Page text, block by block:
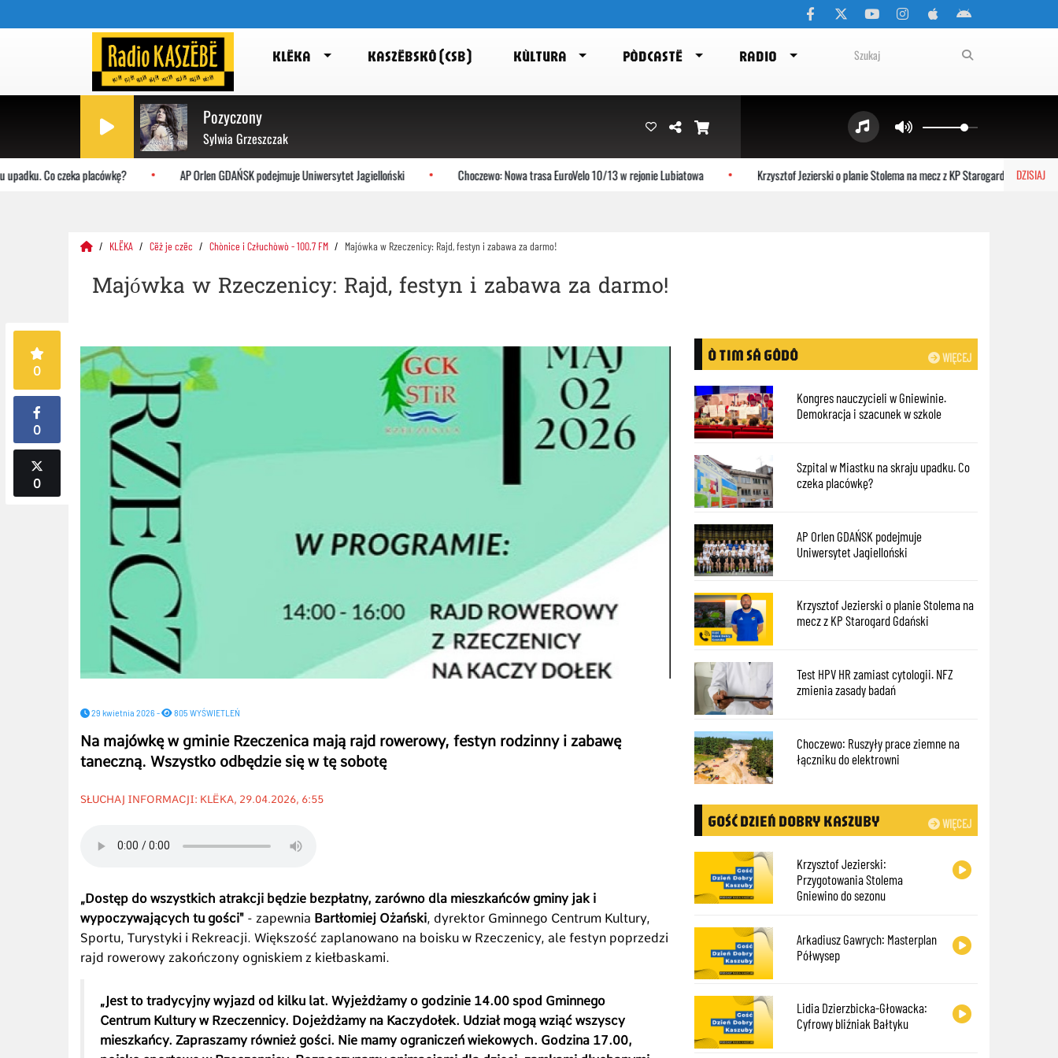
KLËKA KASZËBSKÔ (CSB) KÙLTURA PÒDCASTË RADIO
Pozyczony
Sylwia Grzeszczak
DZISIAJ
Co czeka placówkę? AP Orlen GDAŃSK podejmuje Uniwersytet Jagielloński Choczewo: Nowa trasa EuroVelo 10/13 w rejonie Lubiatowa Krzysztof Jezierski o planie Stolema na mecz z KP Starogard Gdański
KLËKA Cëż je czëc Chònice i Człuchòwò - 100.7 FM Majówka w Rzeczenicy: Rajd, festyn i zabawa za darmo!
Majówka w Rzeczenicy: Rajd, festyn i zabawa za darmo!
0
0
0
29 kwietnia 2026 - 805 WYŚWIETLEŃ
Na majówkę w gminie Rzeczenica mają rajd rowerowy, festyn rodzinny i zabawę
taneczną. Wszystko odbędzie się w tę sobotę
SŁUCHAJ INFORMACJI: KLËKA, 29.04.2026, 6:55
„Dostęp do wszystkich atrakcji będzie bezpłatny, zarówno dla mieszkańców gminy jak i
wypoczywających tu gości" - zapewnia Bartłomiej Ożański, dyrektor Gminnego Centrum Kultury,
Sportu, Turystyki i Rekreacji. Większość zaplanowano na boisku w Rzeczenicy, ale festyn poprzedzi
rajd rowerowy zakończony ogniskiem z kiełbaskami.
„Jest to tradycyjny wyjazd od kilku lat. Wyjeżdżamy o godzinie 14.00 spod Gminnego
Centrum Kultury w Rzeczennicy. Dojeżdżamy na Kaczydołek. Udział mogą wziąć wszyscy
mieszkańcy. Zapraszamy również gości. Nie mamy ograniczeń wiekowych. Godzina 17.00,
WIĘCEJ
Ò TIM SÃ GÔDÔ
Kongres nauczycieli w Gniewinie.
Demokracja i szacunek w szkole
Szpital w Miastku na skraju upadku. Co
czeka placówkę?
AP Orlen GDAŃSK podejmuje
Uniwersytet Jagielloński
Krzysztof Jezierski o planie Stolema na
mecz z KP Starogard Gdański
Test HPV HR zamiast cytologii. NFZ
zmienia zasady badań
Choczewo: Ruszyły prace ziemne na
łączniku do elektrowni
WIĘCEJ
GOŚĆ DZIEŃ DOBRY KASZUBY
Krzysztof Jezierski:
Przygotowania Stolema
Gniewino do sezonu
Arkadiusz Gawrych: Masterplan
Półwysep
Lidia Dzierzbicka-Głowacka:
Cyfrowy bliźniak Bałtyku